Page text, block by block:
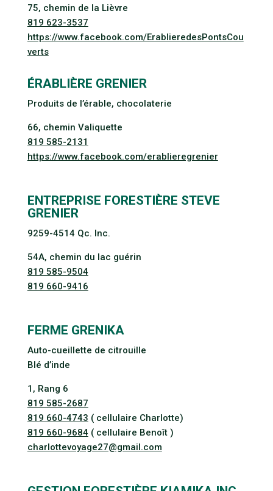
75, chemin de la Lièvre
819 623-3537
https://www.facebook.com/ErablieredesPontsCou
verts
ÉRABLIÈRE GRENIER
Produits de l’érable, chocolaterie
66, chemin Valiquette
819 585-2131
https://www.facebook.com/erablieregrenier
ENTREPRISE FORESTIÈRE STEVE
GRENIER
9259-4514 Qc. Inc.
54A, chemin du lac guérin
819 585-9504
819 660-9416
FERME GRENIKA
Auto-cueillette de citrouille
Blé d’inde
1, Rang 6
819 585-2687
819 660-4743 ( cellulaire Charlotte)
819 660-9684( cellulaire Benoît )
charlottevoyage27@gmail.com